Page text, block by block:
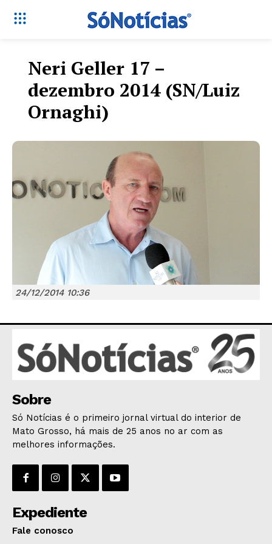
Só Notícias
HOME
POLÍTICA
POLÍCIA
ECONOMIA
GERAL
EDUCAÇÃO
Neri Geller 17 –
dezembro 2014 (SN/Luiz
Ornaghi)
24/12/2014 10:36
Sobre
Só Notícias é o primeiro jornal virtual do interior de
Mato Grosso, há mais de 25 anos no ar com as
melhores informações.
Expediente
Fale conosco